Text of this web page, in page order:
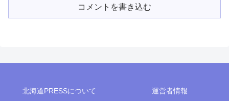
コメントを書き込む
北海道PRESSについて
運営者情報